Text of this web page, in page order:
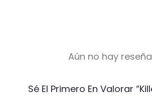
Aún no hay
Sé El Primero En Valorar